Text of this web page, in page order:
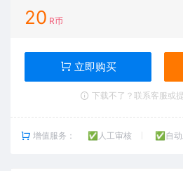
20 R币
立即购买
下载不了？联系客服或
增值服务： ✅人工审核 ✅自